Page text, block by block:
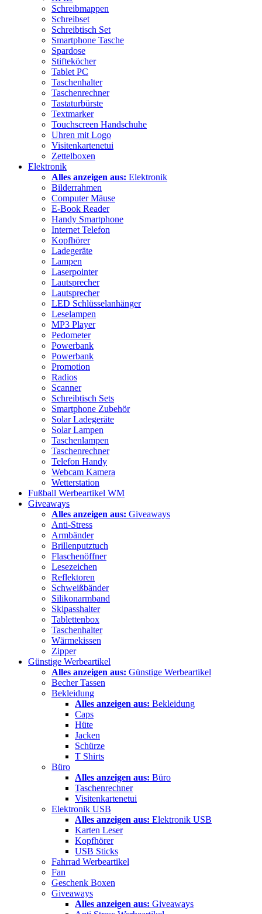
Schreibmappen
Schreibset
Schreibtisch Set
Smartphone Tasche
Spardose
Stifteköcher
Tablet PC
Taschenhalter
Taschenrechner
Tastaturbürste
Textmarker
Touchscreen Handschuhe
Uhren mit Logo
Visitenkartenetui
Zettelboxen
Elektronik
Alles anzeigen aus: Elektronik
Bilderrahmen
Computer Mäuse
E-Book Reader
Handy Smartphone
Internet Telefon
Kopfhörer
Ladegeräte
Lampen
Laserpointer
Lautsprecher
Lautsprecher
LED Schlüsselanhänger
Leselampen
MP3 Player
Pedometer
Powerbank
Powerbank
Promotion
Radios
Scanner
Schreibtisch Sets
Smartphone Zubehör
Solar Ladegeräte
Solar Lampen
Taschenlampen
Taschenrechner
Telefon Handy
Webcam Kamera
Wetterstation
Fußball Werbeartikel WM
Giveaways
Alles anzeigen aus: Giveaways
Anti-Stress
Armbänder
Brillenputztuch
Flaschenöffner
Lesezeichen
Reflektoren
Schweißbänder
Silikonarmband
Skipasshalter
Tablettenbox
Taschenhalter
Wärmekissen
Zipper
Günstige Werbeartikel
Alles anzeigen aus: Günstige Werbeartikel
Becher Tassen
Bekleidung
Alles anzeigen aus: Bekleidung
Caps
Hüte
Jacken
Schürze
T Shirts
Büro
Alles anzeigen aus: Büro
Taschenrechner
Visitenkartenetui
Elektronik USB
Alles anzeigen aus: Elektronik USB
Karten Leser
Kopfhörer
USB Sticks
Fahrrad Werbeartikel
Fan
Geschenk Boxen
Giveaways
Alles anzeigen aus: Giveaways